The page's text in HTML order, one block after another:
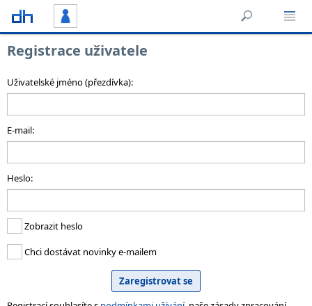
Registrace uživatele
Uživatelské jméno (přezdívka):
E-mail:
Heslo:
Zobrazit heslo
Chci dostávat novinky e-mailem